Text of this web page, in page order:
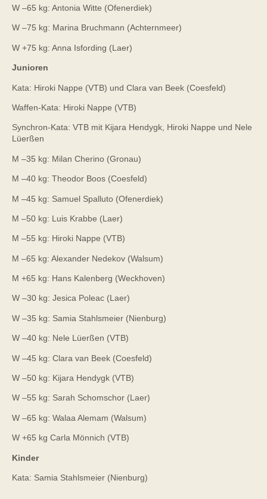
W –65 kg: Antonia Witte (Ofenerdiek)
W –75 kg: Marina Bruchmann (Achternmeer)
W +75 kg: Anna Isfording (Laer)
Junioren
Kata: Hiroki Nappe (VTB) und Clara van Beek (Coesfeld)
Waffen-Kata: Hiroki Nappe (VTB)
Synchron-Kata: VTB mit Kijara Hendygk, Hiroki Nappe und Nele
Lüerßen
M –35 kg: Milan Cherino (Gronau)
M –40 kg: Theodor Boos (Coesfeld)
M –45 kg: Samuel Spalluto (Ofenerdiek)
M –50 kg: Luis Krabbe (Laer)
M –55 kg: Hiroki Nappe (VTB)
M –65 kg: Alexander Nedekov (Walsum)
M +65 kg: Hans Kalenberg (Weckhoven)
W –30 kg: Jesica Poleac (Laer)
W –35 kg: Samia Stahlsmeier (Nienburg)
W –40 kg: Nele Lüerßen (VTB)
W –45 kg: Clara van Beek (Coesfeld)
W –50 kg: Kijara Hendygk (VTB)
W –55 kg: Sarah Schomschor (Laer)
W –65 kg: Walaa Alemam (Walsum)
W +65 kg Carla Mönnich (VTB)
Kinder
Kata: Samia Stahlsmeier (Nienburg)